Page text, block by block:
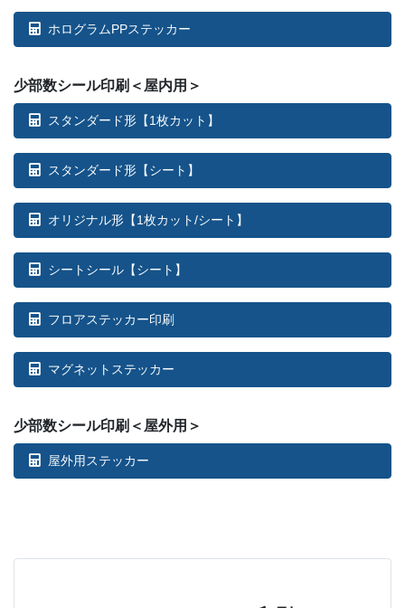
ホログラムPPステッカー
少部数シール印刷＜屋内用＞
スタンダード形【1枚カット】
スタンダード形【シート】
オリジナル形【1枚カット/シート】
シートシール【シート】
フロアステッカー印刷
マグネットステッカー
少部数シール印刷＜屋外用＞
屋外用ステッカー